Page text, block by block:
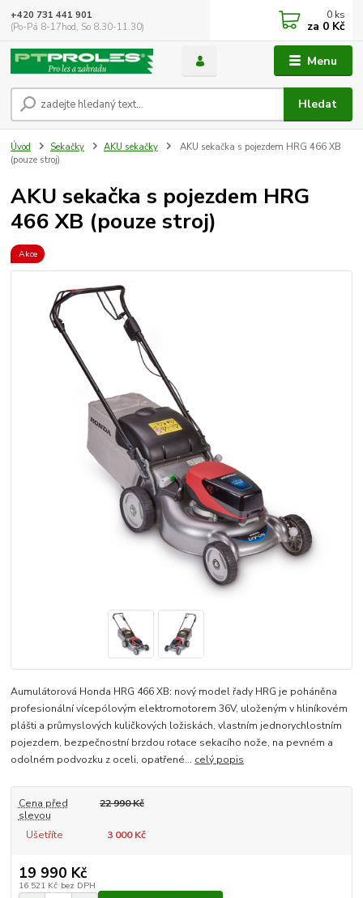
Menu
Hledat
+420 731 441 901
(Po-Pá 8-17hod, So 8.30-11.30)
0 ks
za 0 Kč
Úvod Sekačky AKU sekačky
AKU sekačka s pojezdem HRG 466 XB
(pouze stroj)
AKU sekačka s pojezdem HRG
466 XB (pouze stroj)
Akce
Aumulátorová Honda HRG 466 XB: nový model řady HRG je poháněna
profesionální vícepólovým elektromotorem 36V, uloženým v hliníkovém
plášti a průmyslových kuličkových ložiskách, vlastním jednorychlostním
pojezdem, bezpečnostní brzdou rotace sekacího nože, na pevném a
odolném podvozku z oceli, opatřené... celý popis
Cena před
slevou
22 990 Kč
Ušetříte 3 000 Kč
19 990 Kč
16 521 Kč bez DPH